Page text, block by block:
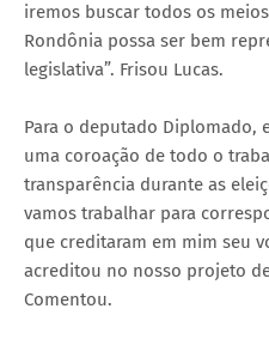
iremos buscar todos os
Rondônia possa ser bem
legislativa”. Frisou Lucas.
Para o deputado Diplomado,
uma coroação de todo o
transparência durante as
vamos trabalhar para
que creditaram em mim seu
acreditou no nosso projeto
Comentou.